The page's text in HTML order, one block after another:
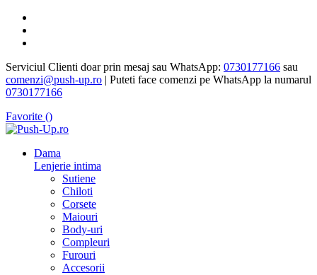
Serviciul Clienti doar prin mesaj sau WhatsApp: 0730177166 sau
comenzi@push-up.ro | Puteti face comenzi pe WhatsApp la numarul
0730177166
Favorite ()
Dama
Lenjerie intima
Sutiene
Chiloti
Corsete
Maiouri
Body-uri
Compleuri
Furouri
Accesorii